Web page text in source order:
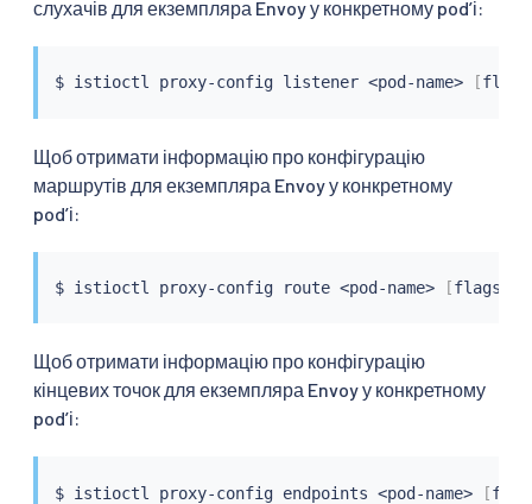
слухачів для екземпляра Envoy у конкретному podʼі:
$ istioctl proxy-config listener <pod-name> [flags
Щоб отримати інформацію про конфігурацію
маршрутів для екземпляра Envoy у конкретному
podʼі:
$ istioctl proxy-config route <pod-name> [flags
Щоб отримати інформацію про конфігурацію
кінцевих точок для екземпляра Envoy у конкретному
podʼі:
$ istioctl proxy-config endpoints <pod-name> [